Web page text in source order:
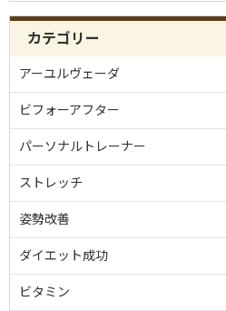
カテゴリー
アーユルヴェーダ
ビフォーアフター
パーソナルトレーナー
ストレッチ
姿勢改善
ダイエット成功
ビタミン